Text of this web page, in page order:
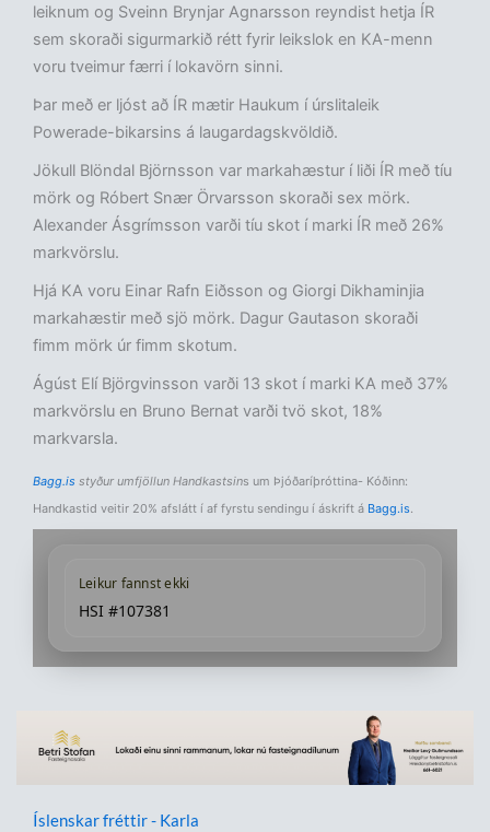
leiknum og Sveinn Brynjar Agnarsson reyndist hetja ÍR
sem skoraði sigurmarkið rétt fyrir leikslok en KA-menn
voru tveimur færri í lokavörn sinni.
Þar með er ljóst að ÍR mætir Haukum í úrslitaleik
Powerade-bikarsins á laugardagskvöldið.
Jökull Blöndal Björnsson var markahæstur í liði ÍR með tíu
mörk og Róbert Snær Örvarsson skoraði sex mörk.
Alexander Ásgrímsson varði tíu skot í marki ÍR með 26%
markvörslu.
Hjá KA voru Einar Rafn Eiðsson og Giorgi Dikhaminjia
markahæstir með sjö mörk. Dagur Gautason skoraði
fimm mörk úr fimm skotum.
Ágúst Elí Björgvinsson varði 13 skot í marki KA með 37%
markvörslu en Bruno Bernat varði tvö skot, 18%
markvarsla.
Bagg.is styður umfjöllun Handkastsins um Þjóðaríþróttina- Kóðinn:
Handkastid veitir 20% afslátt í af fyrstu sendingu í áskrift á Bagg.is.
Leikur fannst ekki
HSI #107381
Íslenskar fréttir - Karla